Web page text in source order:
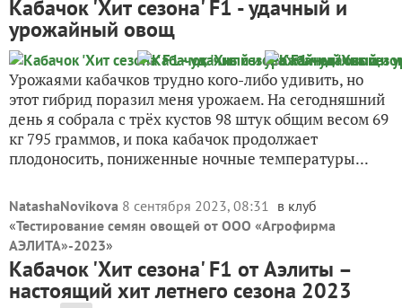
Кабачок 'Хит сезона' F1 - удачный и
урожайный овощ
Урожаями кабачков трудно кого-либо удивить, но
этот гибрид поразил меня урожаем. На сегодняшний
день я собрала с трёх кустов 98 штук общим весом 69
кг 795 граммов, и пока кабачок продолжает
плодоносить, пониженные ночные температуры...
NatashaNovikova 8 сентября 2023, 08:31 в клуб
«Тестирование семян овощей от ООО «Агрофирма
АЭЛИТА»-2023»
Кабачок 'Хит сезона' F1 от Аэлиты –
настоящий хит летнего сезона 2023